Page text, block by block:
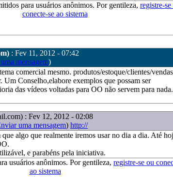
para usuários anônimos. Por gentileza, registre-se
conecte-se ao sistema
: Fev 11, 2012 - 07:42
mensagem)
comercial mesmo. produtos/estoque/clientes/
Um Conselho,elabore exemplos que possam ser
das vídeos voltadas para OO não servem para
: Fev 12, 2012 - 02:08
uma mensagem) http://
algo que realmente iremos usar no dia a dia. Até
e parabéns pela iniciativa.
usuários anônimos. Por gentileza, registre-se ou
ao sistema